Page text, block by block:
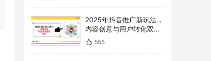
2025年抖音推广新玩法，
内容创意与用户转化双提
升
555